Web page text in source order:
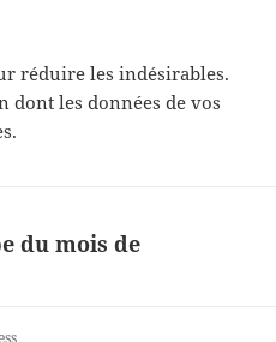
réduire les indésirables.
dont les données de vos
.
du mois de